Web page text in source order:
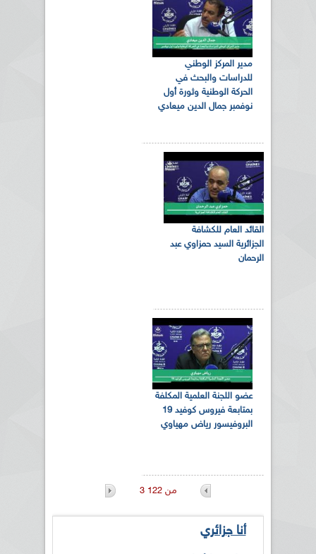
مدير المركز الوطني
للدراسات والبحث في
الحركة الوطنية وثورة أول
نوفمبر جمال الدين ميعادي
القائد العام للكشافة
الجزائرية السيد حمزاوي عبد
الرحمان
عضو اللجنة العلمية المكلفة
بمتابعة فيروس كوفيد 19
البروفيسور رياض مهياوي
3 من 122
أنا جزائري